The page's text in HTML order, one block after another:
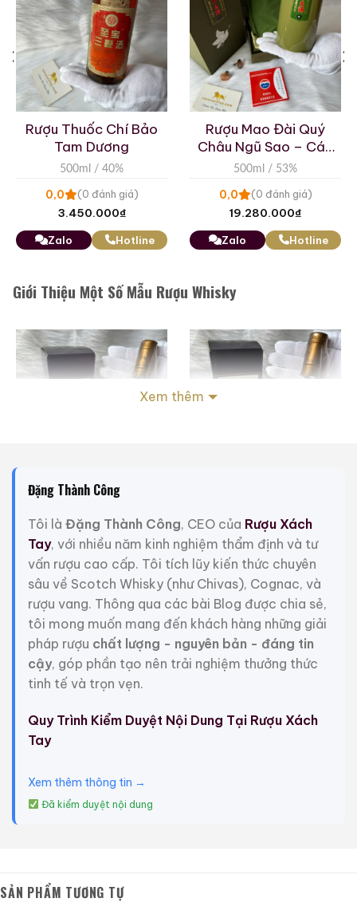
Rượu Thuốc Chí Bảo
Tam Dương
500ml / 40%
0,0 (0 đánh giá)
3.450.000₫
Zalo Hotline
Rượu Mao Đài Quý
Châu Ngũ Sao – Cáp
Họa Hữu Nghị 2021
500ml / 53%
0,0 (0 đánh giá)
19.280.000₫
Zalo Hotline
Giới Thiệu Một Số Mẫu Rượu Whisky
Macallan 18 Sherry
Oak 1997
700ml / 43%
0,0 (0 đánh giá)
28.680.000 ₫
Zalo Hotline
Macallan 18 Sherry
Oak 1996
700ml / 43%
0,0 (0 đánh giá)
28.880.000₫
Zalo Hotline
Giới Thiệu Một Số Mẫu Rượu Brandy
Xem thêm
Đặng Thành Công
Tôi là Đặng Thành Công, CEO của Rượu Xách
Tay, với nhiều năm kinh nghiệm thẩm định và tư
vấn rượu cao cấp. Tôi tích lũy kiến thức chuyên
sâu về Scotch Whisky (như Chivas), Cognac, và
rượu vang. Thông qua các bài Blog được chia sẻ,
tôi mong muốn mang đến khách hàng những giải
pháp rượu chất lượng - nguyên bản - đáng tin
cậy, góp phần tạo nên trải nghiệm thưởng thức
tinh tế và trọn vẹn.
Quy Trình Kiểm Duyệt Nội Dung Tại Rượu Xách
Tay
Xem thêm thông tin →
Đã kiểm duyệt nội dung
SẢN PHẨM TƯƠNG TỰ